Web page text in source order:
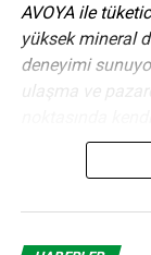
AVOYA ile
yüksek mineral
deneyimi
ulaşma ve
ve uğurlu
düzey yönetici
kariyeri boyunca